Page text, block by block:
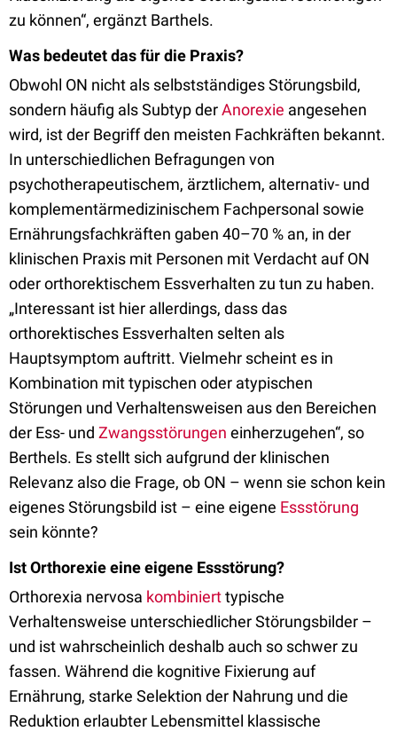
zu können“, ergänzt Barthels.
Was bedeutet das für die Praxis?
Obwohl ON nicht als selbstständiges Störungsbild,
sondern häufig als Subtyp derAnorexie angesehen
wird, ist der Begriff den meisten Fachkräften bekannt.
In unterschiedlichen Befragungen von
psychotherapeutischem, ärztlichem, alternativ- und
komplementärmedizinischem Fachpersonal sowie
Ernährungsfachkräften gaben 40–70 % an, in der
klinischen Praxis mit Personen mit Verdacht auf ON
oder orthorektischem Essverhalten zu tun zu haben.
„Interessant ist hier allerdings, dass das
orthorektisches Essverhalten selten als
Hauptsymptom auftritt. Vielmehr scheint es in
Kombination mit typischen oder atypischen
Störungen und Verhaltensweisen aus den Bereichen
der Ess- und Zwangsstörungen einherzugehen“, so
Berthels. Es stellt sich aufgrund der klinischen
Relevanz also die Frage, ob ON – wenn sie schon kein
eigenes Störungsbild ist – eine eigene Essstörung
sein könnte?
Ist Orthorexie eine eigene Essstörung?
Orthorexia nervosa kombinierttypische
Verhaltensweise unterschiedlicher Störungsbilder –
und ist wahrscheinlich deshalb auch so schwer zu
fassen. Während die kognitive Fixierung auf
Ernährung, starke Selektion der Nahrung und die
Reduktion erlaubter Lebensmittel klassische